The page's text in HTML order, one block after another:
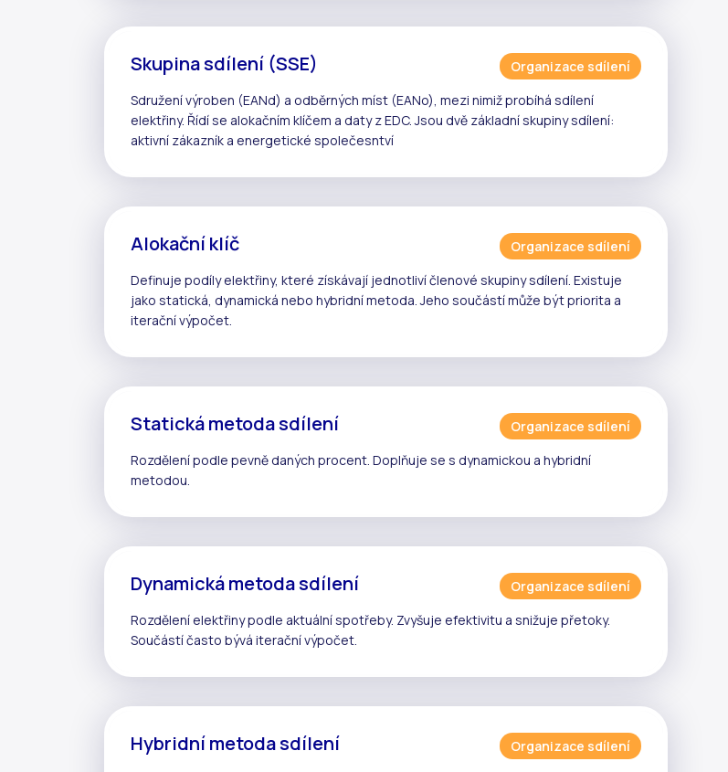
Skupina sdílení (SSE)
Organizace sdílení
Sdružení výroben (EANd) a odběrných míst (EANo), mezi nimiž probíhá sdílení
elektřiny. Řídí se alokačním klíčem a daty zEDC. Jsou dvě základní skupiny sdílení:
aktivní zákazník a energetické společesntví
Alokační klíč
Organizace sdílení
Definuje podíly elektřiny, které získávají jednotliví členové skupiny sdílení. Existuje
jako statická, dynamická nebo hybridní metoda. Jeho součástí může být priorita a
iteračnívýpočet.
Statická metoda sdílení
Organizace sdílení
Rozdělení podle pevně daných procent. Doplňuje se s dynamickou a hybridní
metodou.
Dynamická metoda sdílení
Organizace sdílení
Rozdělení elektřiny podle aktuální spotřeby. Zvyšuje efektivitu a snižuje přetoky.
Součástí často bývá iterační výpočet.
Hybridní metoda sdílení
Organizace sdílení